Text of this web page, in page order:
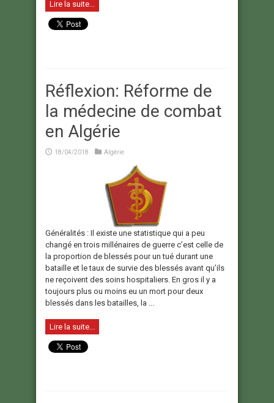
Lire la suite...
Réflexion: Réforme de
la médecine de combat
en Algérie
18/04/2018 Algérie
Généralités : Il existe une statistique qui a peu
changé en trois millénaires de guerre c’est celle de
la proportion de blessés pour un tué durant une
bataille et le taux de survie des blessés avant qu’ils
ne reçoivent des soins hospitaliers. En gros il y a
toujours plus ou moins eu un mort pour deux
blessés dans les batailles, la ...
Lire la suite...